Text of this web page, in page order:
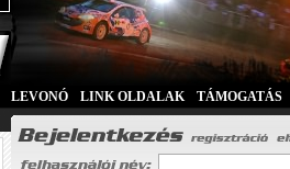
LEVONÓ LINK OLDALAK TÁMOGATÁS